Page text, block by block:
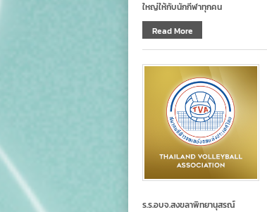
ใหญ่ให้กับนักกีฬาทุกคน
Read More
ร.ร.อบจ.สงขลาพิทยานุสรณ์